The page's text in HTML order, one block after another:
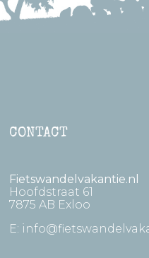
CONTACT
Fietswandelvakantie.nl
Hoofdstraat 61
7875 AB Exloo
E: